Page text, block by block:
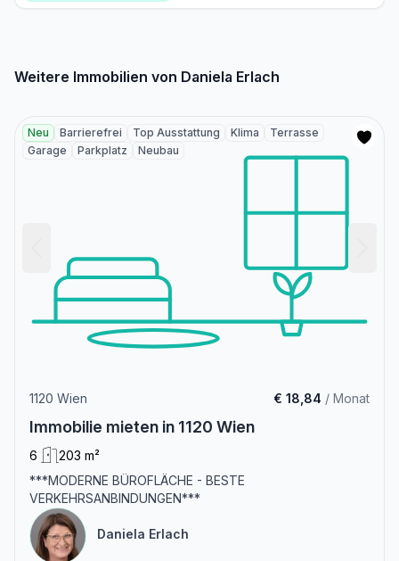
Weitere Immobilien von Daniela Erlach
Neu Barrierefrei Top Ausstattung Klima
Terrasse
Garage
Parkplatz Neubau
1120 Wien € 18,84 / Monat
Immobilie mieten in 1120 Wien
6
203 m²
***MODERNE BÜROFLÄCHE - BESTE
VERKEHRSANBINDUNGEN***
Daniela Erlach